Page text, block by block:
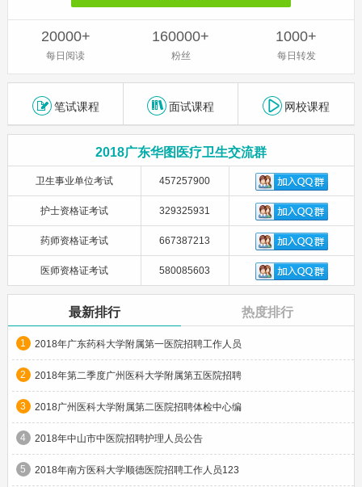
20000+
每日阅读
160000+
粉丝
1000+
每日转发
笔试课程 面试课程 网校课程
2018广东华图医疗卫生交流群
卫生事业单位考试 457257900
护士资格证考试 329325931
药师资格证考试 667387213
医师资格证考试 580085603
最新排行 热度排行
1 2018年广东药科大学附属第一医院招聘工作人员
2 2018年第二季度广州医科大学附属第五医院招聘
3 2018广州医科大学附属第二医院招聘体检中心编
4 2018年中山市中医院招聘护理人员公告
5 2018年南方医科大学顺德医院招聘工作人员123